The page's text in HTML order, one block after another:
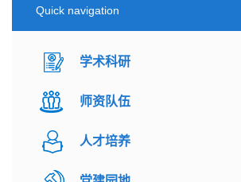
Quick navigation
学术科研
师资队伍
人才培养